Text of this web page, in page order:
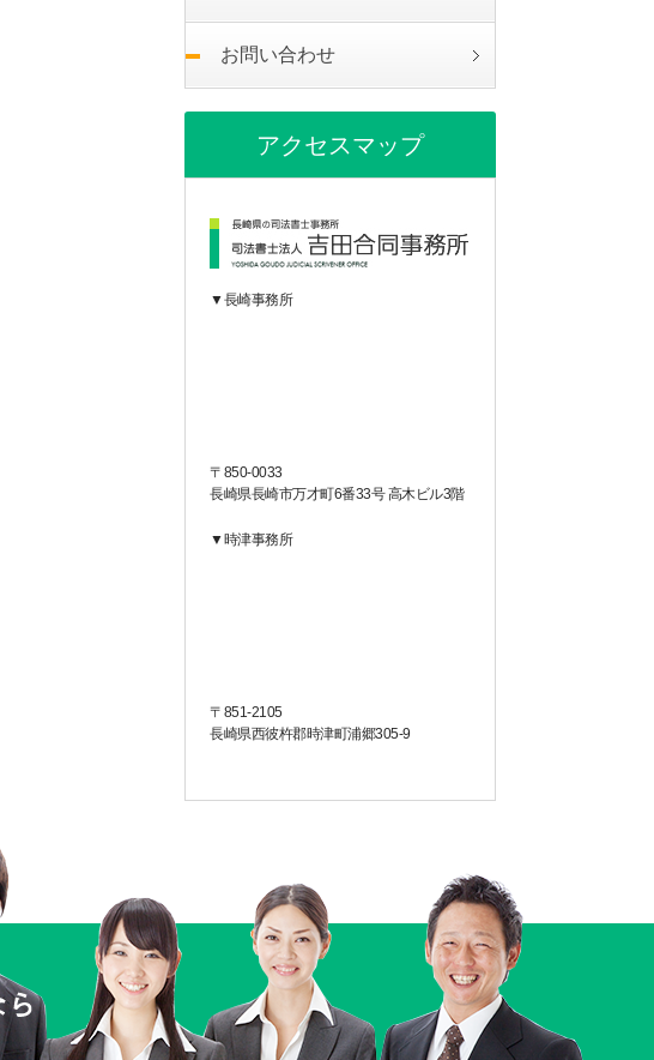
お問い合わせ
アクセスマップ
▼長崎事務所
〒850-0033
長崎県長崎市万才町6番33号 高木ビル3階
▼時津事務所
〒851-2105
長崎県西彼杵郡時津町浦郷305-9